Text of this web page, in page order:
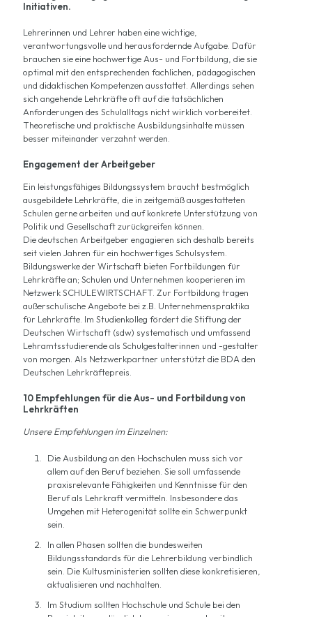
Initiativen.
Lehrerinnen und Lehrer haben eine wichtige,
verantwortungsvolle und herausfordernde Aufgabe. Dafür
brauchen sie eine hochwertige Aus- und Fortbildung, die sie
optimal mit den entsprechenden fachlichen, pädagogischen
und didaktischen Kompetenzen ausstattet. Allerdings sehen
sich angehende Lehrkräfte oft auf die tatsächlichen
Anforderungen des Schulalltags nicht wirklich vorbereitet.
Theoretische und praktische Ausbildungsinhalte müssen
besser miteinander verzahnt werden.
Engagement der Arbeitgeber
Ein leistungsfähiges Bildungssystem braucht bestmöglich
ausgebildete Lehrkräfte, die in zeitgemäß ausgestatteten
Schulen gerne arbeiten und auf konkrete Unterstützung von
Politik und Gesellschaft zurückgreifen können.
Die deutschen Arbeitgeber engagieren sich deshalb bereits
seit vielen Jahren für ein hochwertiges Schulsystem.
Bildungswerke der Wirtschaft bieten Fortbildungen für
Lehrkräfte an; Schulen und Unternehmen kooperieren im
Netzwerk SCHULEWIRTSCHAFT. Zur Fortbildung tragen
außerschulische Angebote bei z.B. Unternehmenspraktika
für Lehrkräfte . Im Studienkolleg fördert die Stiftung der
Deutschen Wirtschaft (sdw) systematisch und umfassend
Lehramtsstudierende als Schulgestalterinnen und -gestalter
von morgen. Als Netzwerkpartner unterstützt die BDA den
Deutschen Lehrkräftepreis.
10 Empfehlungen für die Aus- und Fortbildung von
Lehrkräften
Unsere Empfehlungen im Einzelnen:
Die Ausbildung an den Hochschulen muss sich vor
allem auf den Beruf beziehen. Sie soll umfassende
praxisrelevante Fähigkeiten und Kenntnisse für den
Beruf als Lehrkraft vermitteln. Insbesondere das
Umgehen mit Heterogenität sollte ein Schwerpunkt
sein.
In allen Phasen sollten die bundesweiten
Bildungsstandards für die Lehrerbildung verbindlich
sein. Die Kultusministerien sollten diese konkretisieren,
aktualisieren und nachhalten.
Im Studium sollten Hochschule und Schule bei den